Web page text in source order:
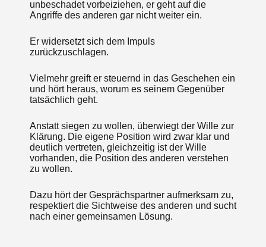
unbeschadet vorbeiziehen, er geht auf die
Angriffe des anderen gar nicht weiter ein.
Er widersetzt sich dem Impuls
zurückzuschlagen.
Vielmehr greift er steuernd in das Geschehen ein
und hört heraus, worum es seinem Gegenüber
tatsächlich geht.
Anstatt siegen zu wollen, überwiegt der Wille zur
Klärung. Die eigene Position wird zwar klar und
deutlich vertreten, gleichzeitig ist der Wille
vorhanden, die Position des anderen verstehen
zu wollen.
Dazu hört der Gesprächspartner aufmerksam zu,
respektiert die Sichtweise des anderen und sucht
nach einer gemeinsamen Lösung.